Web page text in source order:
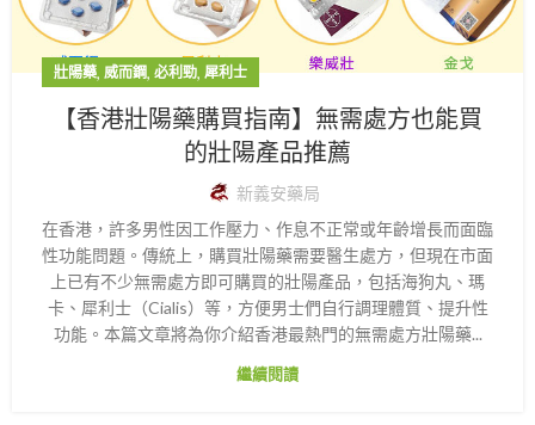
壯陽藥, 威而鋼, 必利勁, 犀利士
【香港壯陽藥購買指南】無需處方也能買
的壯陽產品推薦
新義安藥局
在香港，許多男性因工作壓力、作息不正常或年齡增長而面臨
性功能問題。傳統上，購買壯陽藥需要醫生處方，但現在市面
上已有不少無需處方即可購買的壯陽產品，包括海狗丸、瑪
卡、犀利士（Cialis）等，方便男士們自行調理體質、提升性
功能。本篇文章將為你介紹香港最熱門的無需處方壯陽藥...
繼續閱讀